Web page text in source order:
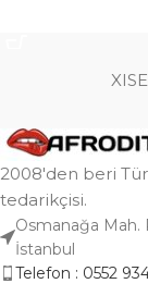
XISE
2008'den beri
tedarikçisi.
Osmanağa Mah.
İstanbul
Telefon : 0552